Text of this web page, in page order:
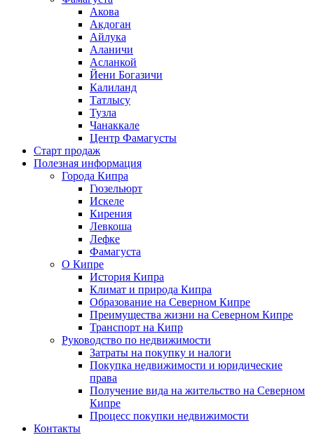
Акова
Акдоган
Айлука
Аланичи
Асланкой
Йени Богазичи
Калиланд
Татлысу
Тузла
Чанаккале
Центр Фамагусты
Старт продаж
Полезная информация
Города Кипра
Гюзельюрт
Искеле
Кирения
Левкоша
Лефке
Фамагуста
О Кипре
История Кипра
Климат и природа Кипра
Образование на Северном Кипре
Преимущества жизни на Северном Кипре
Транспорт на Кипр
Руководство по недвижимости
Затраты на покупку и налоги
Покупка недвижимости и юридические
права
Получение вида на жительство на Северном
Кипре
Процесс покупки недвижимости
Контакты